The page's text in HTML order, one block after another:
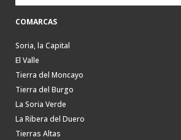
COMARCAS
Soria, la Capital
El Valle
Tierra del Moncayo
Tierra del Burgo
La Soria Verde
La Ribera del Duero
Tierras Altas